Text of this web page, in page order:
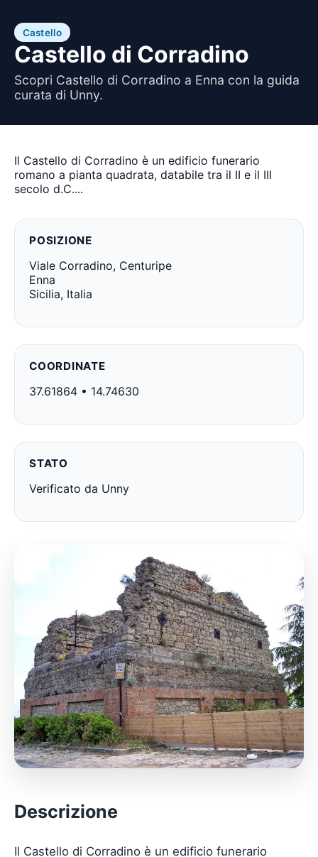
Castello
Castello di Corradino
Scopri Castello di Corradino a Enna con la guida
curata di Unny.
Il Castello di Corradino è un edificio funerario
romano a pianta quadrata, databile tra il II e il III
secolo d.C....
POSIZIONE
Viale Corradino, Centuripe
Enna
Sicilia, Italia
COORDINATE
37.61864 • 14.74630
STATO
Verificato da Unny
Descrizione
Il Castello di Corradino è un edificio funerario